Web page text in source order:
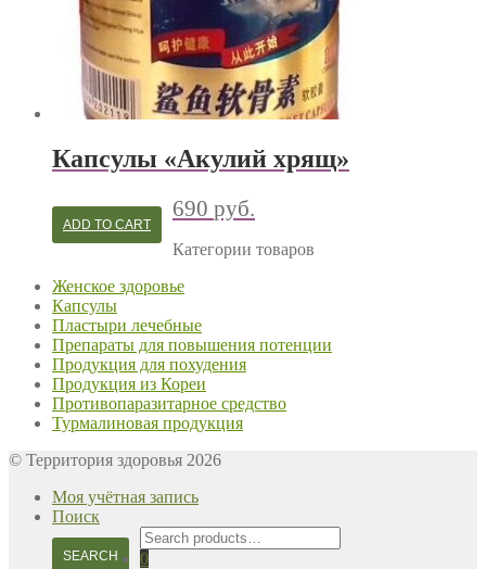
Капсулы «Акулий хрящ»
690 руб.
ADD TO CART
Категории товаров
Женское здоровье
Капсулы
Пластыри лечебные
Препараты для повышения потенции
Продукция для похудения
Продукция из Кореи
Противопаразитарное средство
Турмалиновая продукция
© Территория здоровья 2026
Моя учётная запись
Поиск
Search
for:
SEARCH 0